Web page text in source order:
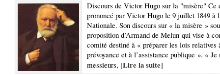
Discours de Victor Hugo sur la "misère" Ce
prononcé par Victor Hugo le 9 juillet 1849 à
Nationale. Son discours sur « la misère »
proposition d’Armand de Melun qui vise à
comité destiné à « préparer les lois relatives
prévoyance et à l’assistance publique ». « Je
messieurs, [Lire la suite]